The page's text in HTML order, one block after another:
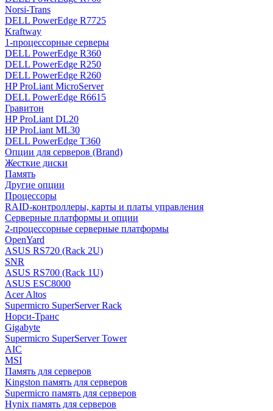
Norsi-Trans
DELL PowerEdge R7725
Kraftway
1-процессорные серверы
DELL PowerEdge R360
DELL PowerEdge R250
DELL PowerEdge R260
HP ProLiant MicroServer
DELL PowerEdge R6615
Гравитон
HP ProLiant DL20
HP ProLiant ML30
DELL PowerEdge T360
Опции для серверов (Brand)
Жесткие диски
Память
Другие опции
Процессоры
RAID-контроллеры, карты и платы управления
Серверные платформы и опции
2-процессорные серверные платформы
OpenYard
ASUS RS720 (Rack 2U)
SNR
ASUS RS700 (Rack 1U)
ASUS ESC8000
Acer Altos
Supermicro SuperServer Rack
Норси-Транс
Gigabyte
Supermicro SuperServer Tower
AIC
MSI
Память для серверов
Kingston память для серверов
Supermicro память для серверов
Hynix память для серверов